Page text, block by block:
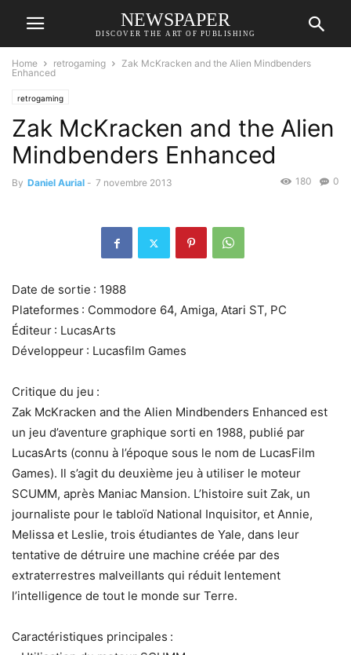
NEWSPAPER
DISCOVER THE ART OF PUBLISHING
Home retrogaming
Zak McKracken and the Alien Mindbenders
Enhanced
retrogaming
Zak McKracken and the Alien
Mindbenders Enhanced
By Daniel Aurial - 7 novembre 2013 0
180
Date de sortie : 1988
Plateformes : Commodore 64, Amiga, Atari ST, PC
Éditeur : LucasArts
Développeur : Lucasfilm Games
Critique du jeu :
Zak McKracken and the Alien Mindbenders Enhanced est
un jeu d’aventure graphique sorti en 1988, publié par
LucasArts (connu à l’époque sous le nom de LucasFilm
Games). Il s’agit du deuxième jeu à utiliser le moteur
SCUMM, après Maniac Mansion. L’histoire suit Zak, un
journaliste pour le tabloïd National Inquisitor, et Annie,
Melissa et Leslie, trois étudiantes de Yale, dans leur
tentative de détruire une machine créée par des
extraterrestres malveillants qui réduit lentement
l’intelligence de tout le monde sur Terre.
Caractéristiques principales :